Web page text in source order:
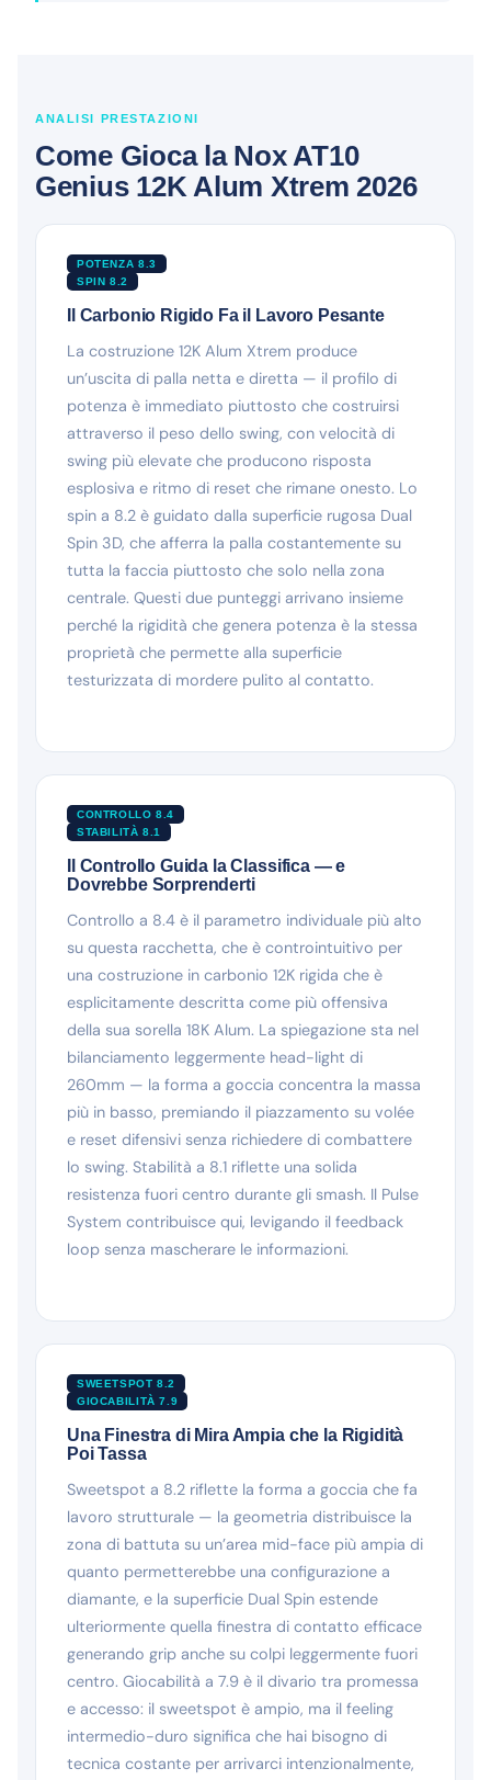
ANALISI PRESTAZIONI
Come Gioca la Nox AT10
Genius 12K Alum Xtrem 2026
POTENZA 8.3
SPIN 8.2
Il Carbonio Rigido Fa il Lavoro Pesante
La costruzione 12K Alum Xtrem produce
un’uscita di palla netta e diretta — il profilo di
potenza è immediato piuttosto che costruirsi
attraverso il peso dello swing, con velocità di
swing più elevate che producono risposta
esplosiva e ritmo di reset che rimane onesto. Lo
spin a 8.2 è guidato dalla superficie rugosa Dual
Spin 3D, che afferra la palla costantemente su
tutta la faccia piuttosto che solo nella zona
centrale. Questi due punteggi arrivano insieme
perché la rigidità che genera potenza è la stessa
proprietà che permette alla superficie
testurizzata di mordere pulito al contatto.
CONTROLLO 8.4
STABILITÀ 8.1
Il Controllo Guida la Classifica — e
Dovrebbe Sorprenderti
Controllo a 8.4 è il parametro individuale più alto
su questa racchetta, che è controintuitivo per
una costruzione in carbonio 12K rigida che è
esplicitamente descritta come più offensiva
della sua sorella 18K Alum. La spiegazione sta nel
bilanciamento leggermente head-light di
260mm — la forma a goccia concentra la massa
più in basso, premiando il piazzamento su volée
e reset difensivi senza richiedere di combattere
lo swing. Stabilità a 8.1 riflette una solida
resistenza fuori centro durante gli smash. Il Pulse
System contribuisce qui, levigando il feedback
loop senza mascherare le informazioni.
SWEETSPOT 8.2
GIOCABILITÀ 7.9
Una Finestra di Mira Ampia che la Rigidità
Poi Tassa
Sweetspot a 8.2 riflette la forma a goccia che fa
lavoro strutturale — la geometria distribuisce la
zona di battuta su un’area mid-face più ampia di
quanto permetterebbe una configurazione a
diamante, e la superficie Dual Spin estende
ulteriormente quella finestra di contatto efficace
generando grip anche su colpi leggermente fuori
centro. Giocabilità a 7.9 è il divario tra promessa
e accesso: il sweetspot è ampio, ma il feeling
intermedio-duro significa che hai bisogno di
tecnica costante per arrivarci intenzionalmente,